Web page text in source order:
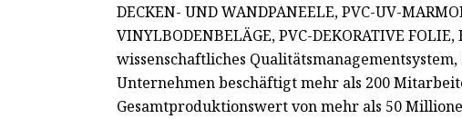
DECKEN- UND WANDPANEELE, PVC-UV-
VINYLBODENBELÄGE, PVC-DEKORATIVE
wissenschaftliches
Unternehmen beschäftigt mehr als 200
Gesamtproduktionswert von mehr als 50